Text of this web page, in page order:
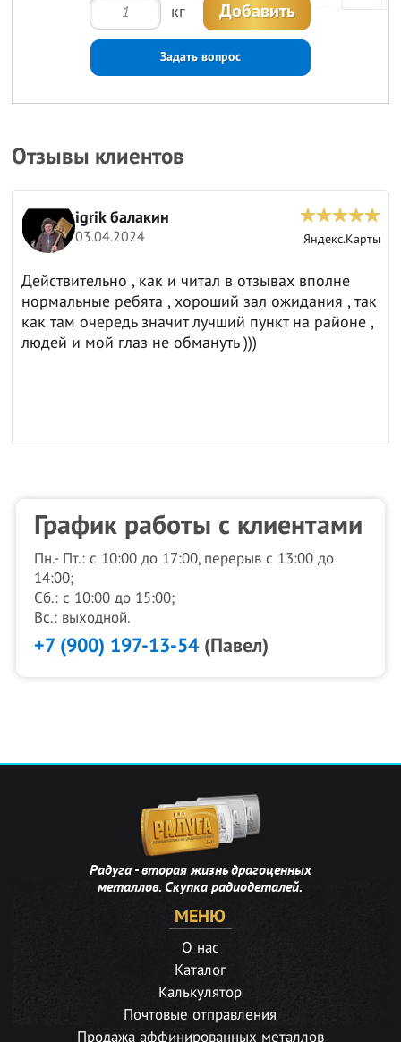
кг Добавить
Задать вопрос
Отзывы клиентов
igrik балакин
03.04.2024 Яндекс.Карты
Действительно , как и читал в отзывах вполне
нормальные ребята , хороший зал ожидания , так
как там очередь значит лучший пункт на районе ,
людей и мой глаз не обмануть )))
График работы с клиентами
Пн.- Пт.: с 10:00 до 17:00, перерыв с 13:00 до
14:00;
Сб.: с 10:00 до 15:00;
Вс.: выходной.
+7 (900) 197-13-54(Павел)
Радуга - вторая жизнь драгоценных
металлов. Скупка радиодеталей.
МЕНЮ
О нас
Каталог
Калькулятор
Почтовые отправления
Продажа аффинированных металлов